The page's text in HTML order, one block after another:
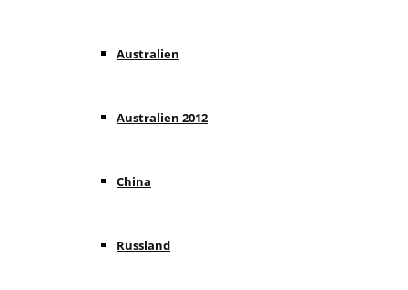
Australien
Australien 2012
China
Russland